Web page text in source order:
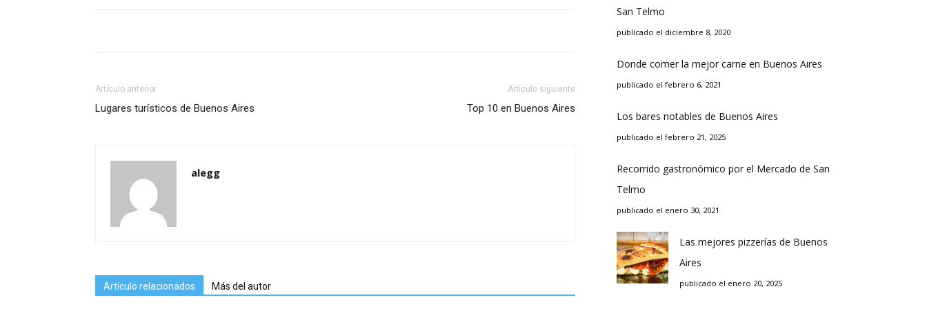
Artículo anterior
Lugares turísticos de Buenos Aires
Artículo siguiente
Top 10 en Buenos Aires
alegg
Artículo relacionados Más del autor
San Telmo
publicado el diciembre 8, 2020
Donde comer la mejor carne en Buenos Aires
publicado el febrero 6, 2021
Los bares notables de Buenos Aires
publicado el febrero 21, 2025
Recorrido gastronómico por el Mercado de San
Telmo
publicado el enero 30, 2021
Las mejores pizzerías de Buenos
Aires
publicado el enero 20, 2025